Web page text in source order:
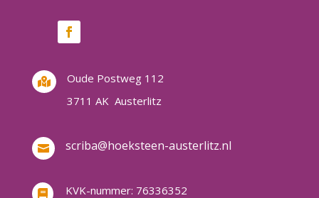

Oude Postweg 112
3711 AK Austerlitz
 scriba@hoeksteen-austerlitz.nl
 KVK-nummer: 76336352